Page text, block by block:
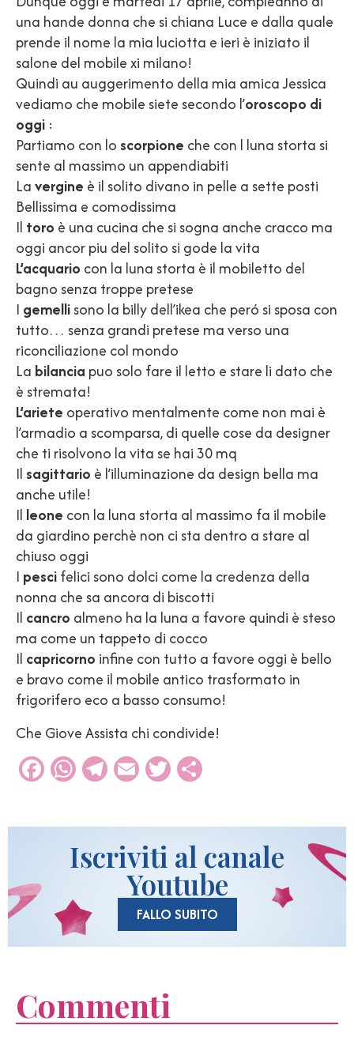
una hande donna che si chiana Luce e dalla quale
prende il nome la mia luciotta e ieri è iniziato il
salone del mobile xi milano!
Quindi au auggerimento della mia amica Jessica
vediamo che mobile siete secondo l’oroscopo di
oggi :
Partiamo con lo scorpione che con l luna storta si
sente al massimo un appendiabiti
Lavergine è il solito divano in pelle a sette posti
Bellissima e comodissima
Il toro è una cucina che si sogna anche cracco ma
oggi ancor piu del solito si gode la vita
L’acquario con la luna storta è il mobiletto del
bagno senza troppe pretese
I gemellisono la billy dell’ikea che peró si sposa con
tutto… senza grandi pretese ma verso una
riconciliazione col mondo
La bilancia puo solo fare il letto e stare li dato che
è stremata!
L’ariete operativo mentalmente come non mai è
l’armadio a scomparsa, di quelle cose da designer
che ti risolvono la vita se hai 30 mq
Il sagittario è l’illuminazione da design bella ma
anche utile!
Il leone con la luna storta al massimo fa il mobile
da giardino perchè non ci sta dentro a stare al
chiuso oggi
I pescifelici sono dolci come la credenza della
nonna che sa ancora di biscotti
Il cancro almeno ha la luna a favore quindi è steso
ma come un tappeto di cocco
Il capricorno infine con tutto a favore oggi è bello
e bravo come il mobile antico trasformato in
frigorifero eco a basso consumo!
Che Giove Assista chi condivide!
Facebook
WhatsApp
Telegram
EmailTwitter
Iscriviti al canale
Youtube
FALLO SUBITO
Commenti